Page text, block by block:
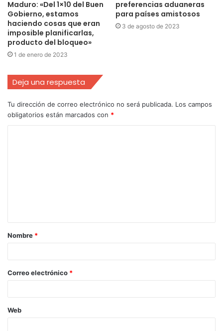
Maduro: «Del 1×10 del Buen
Gobierno, estamos
haciendo cosas que eran
imposible planificarlas,
producto del bloqueo»
1 de enero de 2023
preferencias aduaneras
para países amistosos
3 de agosto de 2023
Deja una respuesta
Tu dirección de correo electrónico no será publicada. Los campos
obligatorios están marcados con *
Nombre *
Correo electrónico *
Web